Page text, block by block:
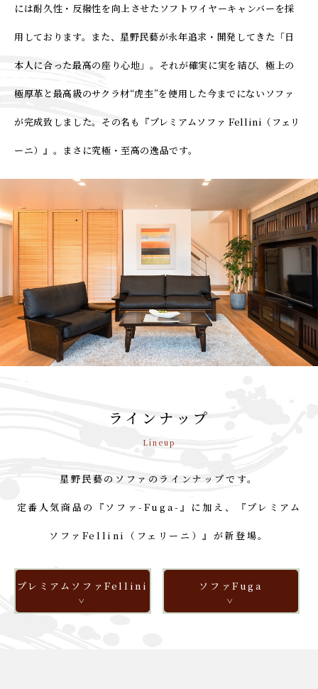
には耐久性・反撥性を向上させたソフトワイヤーキャンバーを採
用しております。また、星野民藝が永年追求・開発してきた「日
本人に合った最高の座り心地」。それが確実に実を結び、極上の
極厚革と最高級のサクラ材“虎杢”を使用した今までにないソファ
が完成致しました。その名も『プレミアムソファ Fellini（フェリ
ーニ）』。まさに究極・至高の逸品です。
ラインナップ
Lineup
星野民藝のソファのラインナップです。
定番人気商品の『ソファ-Fuga-』に加え、『プレミアム
ソファFellini（フェリーニ）』が新登場。
プレミアムソファFellini ソファFuga